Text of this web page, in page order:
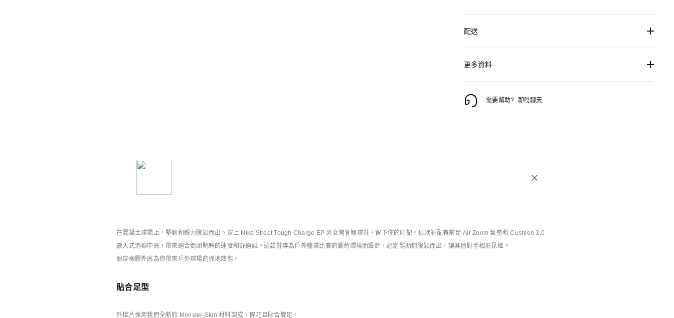
配送
更多資料
需要幫助? 即時聊天
Nike特別版產品規則
在混凝土球場上，堅韌和毅力脫穎而出。穿上 Nike Street Tough Charge EP 男女皆宜籃球鞋，留下你的印記。這款鞋配有前足 Air Zoom 氣墊和 Cushlon 3.0
嵌入式泡棉中底，帶來適合街頭馳騁的速度和舒適感。這款鞋專為戶外籃球比賽的嚴苛環境而設計，必定能助你脫穎而出，讓其他對手相形見絀。
耐穿橡膠外底為你帶來戶外球場的抓地效能。
貼合足型
外接片採用我們全新的 Monster-Skin 材料製成，輕巧且貼合雙足。